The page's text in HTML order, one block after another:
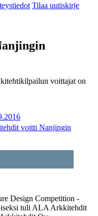
Tilaa uutiskirje
voittajat on
voitti Nanjingin
Design Competition -
tuli ALA Arkkitehdit